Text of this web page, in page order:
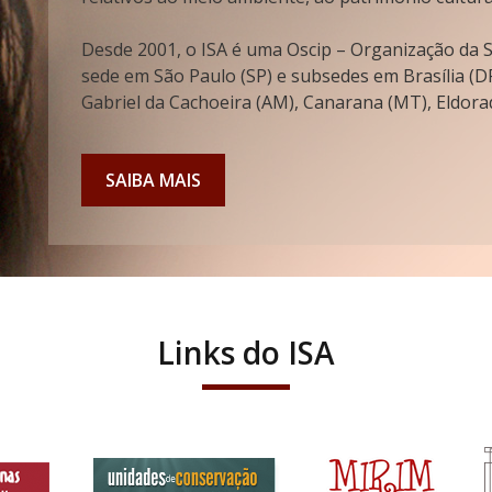
Desde 2001, o ISA é uma Oscip – Organização
sede em São Paulo (SP) e subsedes em Brasília
Gabriel da Cachoeira (AM), Canarana (MT),
SAIBA MAIS
Links do ISA